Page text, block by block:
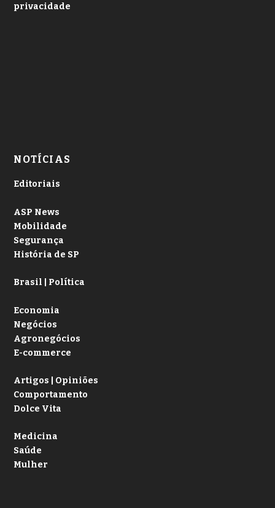
privacidade
NOTÍCIAS
Editoriais
ASP News
Mobilidade
Segurança
História de SP
Brasil | Política
Economia
Negócios
Agronegócios
E-commerce
Artigos | Opiniões
Comportamento
Dolce Vita
Medicina
Saúde
Mulher